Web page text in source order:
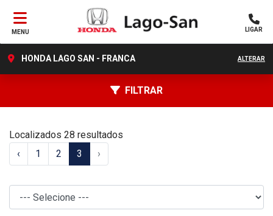
MENU LIGAR
HONDA LAGO SAN - FRANCA ALTERAR
Localizados 28 resultados
‹
1 2 3 ›
FILTRAR